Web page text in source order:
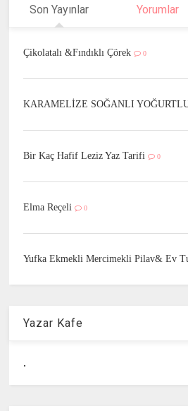
Son Yayınlar Yorumlar
Çikolatalı &Fındıklı Çörek 0
KARAMELİZE SOĞANLI
Bir Kaç Hafif Leziz Yaz Tarifi 0
Elma Reçeli 0
Yufka Ekmekli Mercimekli Pilav& Ev
Yazar Kafe
.